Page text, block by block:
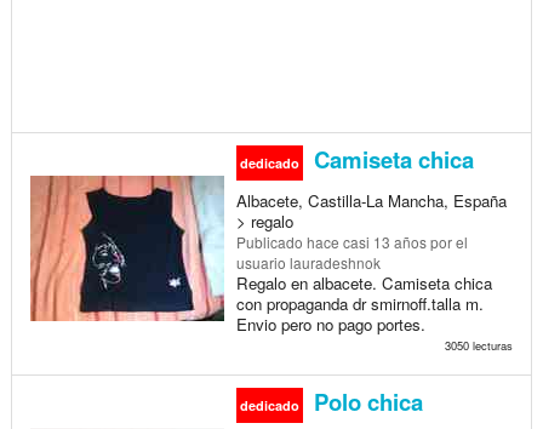
dedicado Camiseta chica
Albacete, Castilla-La Mancha, España
> regalo
Publicado hace casi 13 añospor el
usuario lauradeshnok
Regalo en albacete. Camiseta chica
con propaganda dr smirnoff.talla m.
Envio pero no pago portes.
3050 lecturas
dedicado Polo chica